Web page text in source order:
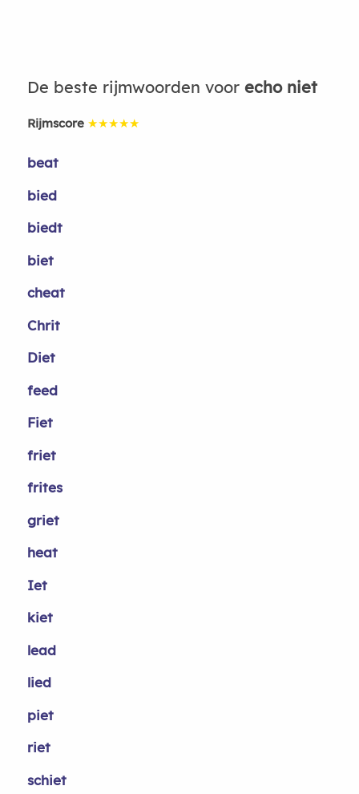
De beste rijmwoorden voor echo niet
Rijmscore ★★★★★
beat
bied
biedt
biet
cheat
Chrit
Diet
feed
Fiet
friet
frites
griet
heat
Iet
kiet
lead
lied
piet
riet
schiet